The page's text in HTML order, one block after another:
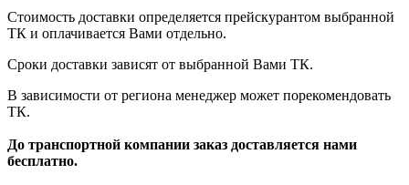
Стоимость доставки определяется прейскурантом выбранной
ТК и оплачивается Вами отдельно.
Сроки доставки зависят от выбранной Вами ТК.
В зависимости от региона менеджер может порекомендовать
ТК.
До транспортной компании заказ доставляется нами
бесплатно.